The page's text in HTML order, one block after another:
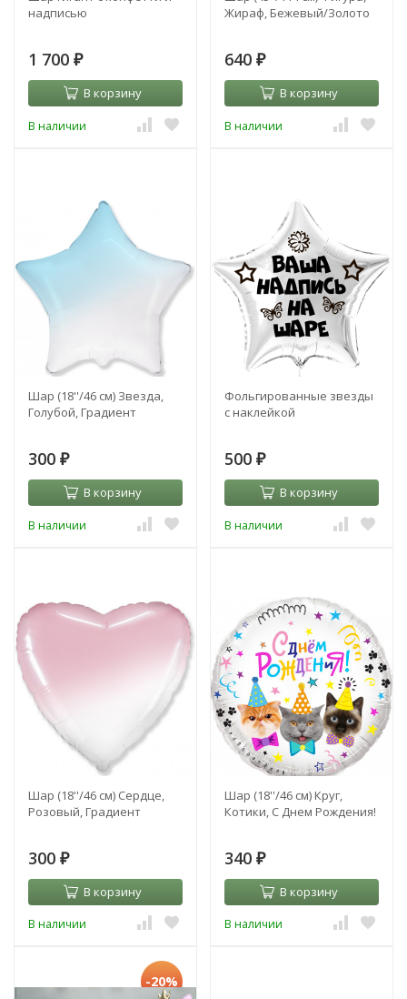
надписью
1 700 ₽
В корзину
В наличии
Жираф, Бежевый/Золото
640 ₽
В корзину
В наличии
Шар (18''/46 см) Звезда,
Голубой, Градиент
300 ₽
В корзину
В наличии
Фольгированные звезды
с наклейкой
500 ₽
В корзину
В наличии
Шар (18''/46 см) Сердце,
Розовый, Градиент
300 ₽
В корзину
В наличии
Шар (18''/46 см) Круг,
Котики, С Днем Рождения!
340 ₽
В корзину
В наличии
-20%